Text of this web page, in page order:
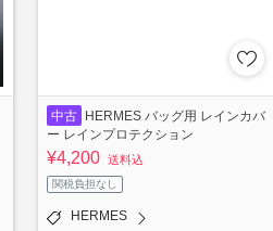
中古
HERMES バッグ用 レインカバ
ー レインプロテクション
¥4,200 送料込
関税負担なし
HERMES